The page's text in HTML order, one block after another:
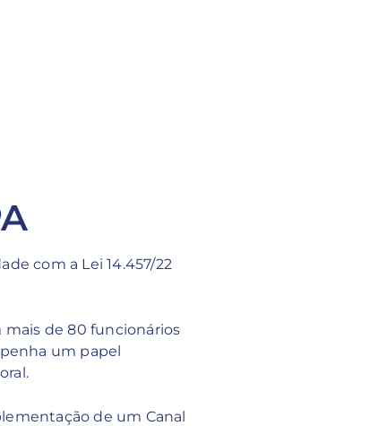
com a Lei 14.457/22
mais de 80 funcionários
um papel
de um Canal